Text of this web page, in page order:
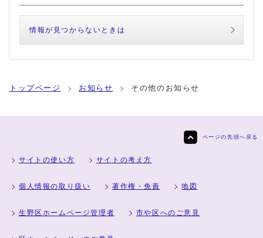
情報が見つからないときは
トップページ お知らせ その他のお知らせ
ページの先頭へ戻る
サイトの使い方 サイトの考え方
個人情報の取り扱い 著作権・免責 地図
生野区ホームページ管理者 市や区へのご意見